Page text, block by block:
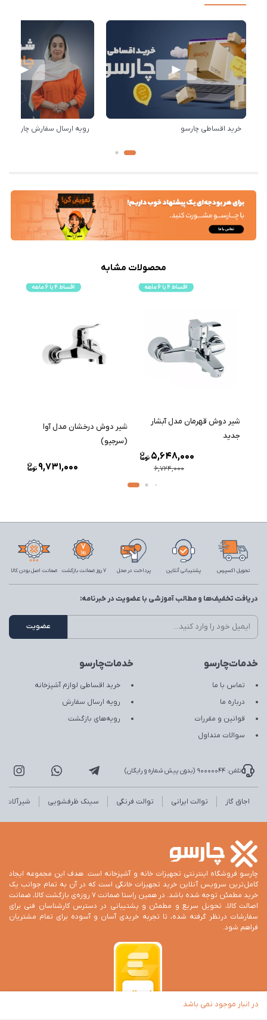
در انبار موجود نمی باشد
خرید اقساطی چارسو رویه ارسال سفارش چارسو
محصولات مشابه
شیر دوش قهرمان مدل آبشار
جدید
6,724,000
5,648,000
شیر دوش درخشان مدل آوا
(سرجیو)
9,731,000
تحویل اکسپرس پشتیبانی آنلاین پرداخت در محل 7 روز ضمانت بازگشت ضمانت اصل بودن کالا
خدمات‌چارسو
تماس با ما
درباره ما
قوانین و مقررات
سوالات متداول
خدمات‌چارسو
خرید اقساطی لوازم آشپزخانه
رویه ارسال سفارش
رویه‌های بازگشت
دریافت تخفیف‌ها و مطالب آموزشی با عضویت در خبرنامه:
تلفن: 90000044 (بدون پیش شماره و رایگان)
اجاق گاز توالت ایرانی توالت فرنگی سینک ظرفشویی شیرآلات
چارسو فروشگاه اینترنتی تجهیزات خانه و آشپزخانه است. هدف این مجموعه ایجاد
کامل‌ترین سرویس آنلاین خرید تجهیزات خانگی است که در آن به تمام جوانب یک
خرید مطمئن توجه شده باشد. در همین راستا ضمانت 7 روزه‌ی بازگشت کالا، ضمانت
اصالت کالا، تحویل سریع و مطمئن و پشتیبانی در دسترس کارشناسان فنی برای
سفارشات درنظر گرفته شده، تا تجربه خریدی آسان و آسوده برای تمام مشتریان
فراهم شود.